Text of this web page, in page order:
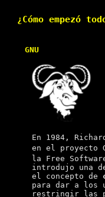
¿Cómo empezó
GNU
En 1984,
en el proyecto
la Free
introdujo una
el concepto de
para dar a los
restringir las